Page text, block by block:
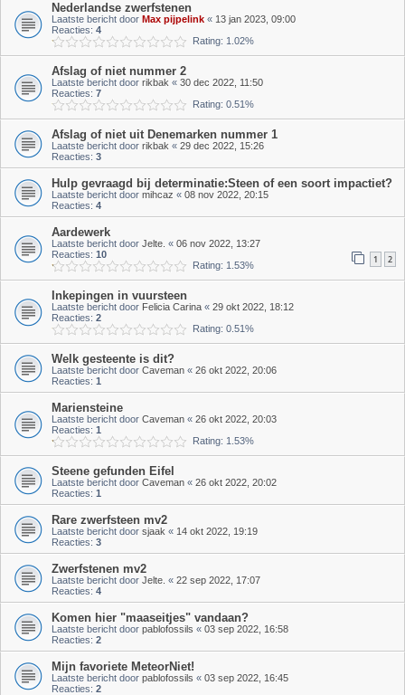
Nederlandse zwerfstenen
Laatste bericht door Max pijpelink « 13 jan 2023, 09:00
Reacties: 4
Rating: 1.02%
Afslag of niet nummer 2
Laatste bericht door rikbak « 30 dec 2022, 11:50
Reacties: 7
Rating: 0.51%
Afslag of niet uit Denemarken nummer 1
Laatste bericht door rikbak « 29 dec 2022, 15:26
Reacties: 3
Hulp gevraagd bij determinatie:Steen of een soort impactiet?
Laatste bericht door mihcaz « 08 nov 2022, 20:15
Reacties: 4
Aardewerk
Laatste bericht door Jelte. « 06 nov 2022, 13:27
Reacties: 10 1 2
Rating: 1.53%
Inkepingen in vuursteen
Laatste bericht door Felicia Carina « 29 okt 2022, 18:12
Reacties: 2
Rating: 0.51%
Welk gesteente is dit?
Laatste bericht door Caveman « 26 okt 2022, 20:06
Reacties: 1
Mariensteine
Laatste bericht door Caveman « 26 okt 2022, 20:03
Reacties: 1
Rating: 1.53%
Steene gefunden Eifel
Laatste bericht door Caveman « 26 okt 2022, 20:02
Reacties: 1
Rare zwerfsteen mv2
Laatste bericht door sjaak « 14 okt 2022, 19:19
Reacties: 3
Zwerfstenen mv2
Laatste bericht door Jelte. « 22 sep 2022, 17:07
Reacties: 4
Komen hier "maaseitjes" vandaan?
Laatste bericht door pablofossils « 03 sep 2022, 16:58
Reacties: 2
Mijn favoriete MeteorNiet!
Laatste bericht door pablofossils « 03 sep 2022, 16:45
Reacties: 2